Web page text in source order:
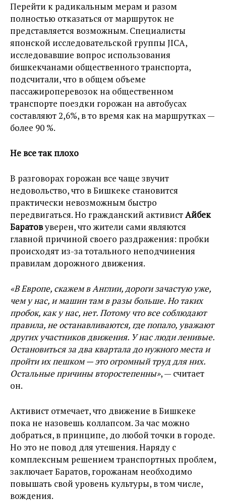
Перейти к радикальным мерам и разом
полностью отказаться от маршруток не
представляется возможным. Специалисты
японской исследовательской группы JICA,
исследовавшие вопрос использования
бишкекчанами общественного транспорта,
подсчитали, что в общем объеме
пассажироперевозок на общественном
транспорте поездки горожан на автобусах
составляют 2,6%, в то время как на маршрутках —
более 90 %.
Не все так плохо
В разговорах горожан все чаще звучит
недовольство, что в Бишкеке становится
практически невозможным быстро
передвигаться. Но гражданский активистАйбек
Баратовуверен, что жители сами являются
главной причиной своего раздражения: пробки
происходят из-за тотального неподчинения
правилам дорожного движения.
«​В Европе, скажем в Англии, дороги зачастую уже,
чем у нас, и машин там в разы больше. Но таких
пробок, как у нас, нет. Потому что все соблюдают
правила, не останавливаются, где попало, уважают
других участников движения. У нас люди ленивые.
Остановиться за два квартала до нужного места и
пройти их пешком — это огромный труд для них.
Остальные причины второстепенны»​, — считает
он.
Активист отмечает, что движение в Бишкеке
пока не назовешь коллапсом. За час можно
добраться, в принципе, до любой точки в городе.
Но это не повод для утешения. Наряду с
комплексным решением транспортных проблем,
заключает Баратов, горожанам необходимо
повышать свой уровень культуры, в том числе,
вождения.